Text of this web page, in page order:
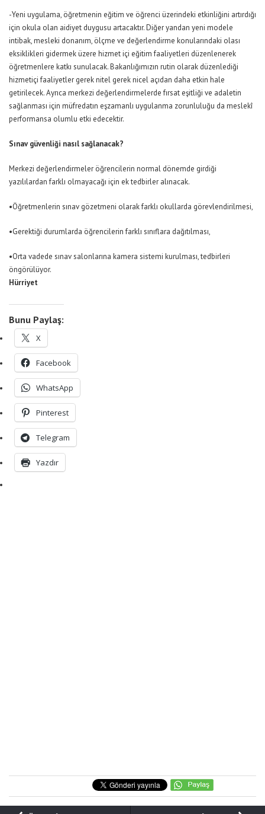
-Yeni uygulama, öğretmenin eğitim ve öğrenci üzerindeki etkinliğini artırdığı
için okula olan aidiyet duygusu artacaktır. Diğer yandan yeni modele
intibak, mesleki donanım, ölçme ve değerlendirme konularındaki olası
eksiklikleri gidermek üzere hizmet içi eğitim faaliyetleri düzenlenerek
öğretmenlere katkı sunulacak. Bakanlığımızın rutin olarak düzenlediği
hizmetiçi faaliyetler gerek nitel gerek nicel açıdan daha etkin hale
getirilecek. Ayrıca merkezi değerlendirmelerde fırsat eşitliği ve adaletin
sağlanması için müfredatın eşzamanlı uygulanma zorunluluğu da meslekî
performansa olumlu etki edecektir.
Sınav güvenliği nasıl sağlanacak?
Merkezi değerlendirmeler öğrencilerin normal dönemde girdiği
yazılılardan farklı olmayacağı için ek tedbirler alınacak.
•Öğretmenlerin sınav gözetmeni olarak farklı okullarda görevlendirilmesi,
•Gerektiği durumlarda öğrencilerin farklı sınıflara dağıtılması,
•Orta vadede sınav salonlarına kamera sistemi kurulması, tedbirleri
öngörülüyor.
Hürriyet
Bunu Paylaş:
X
Facebook
WhatsApp
Pinterest
Telegram
Yazdır